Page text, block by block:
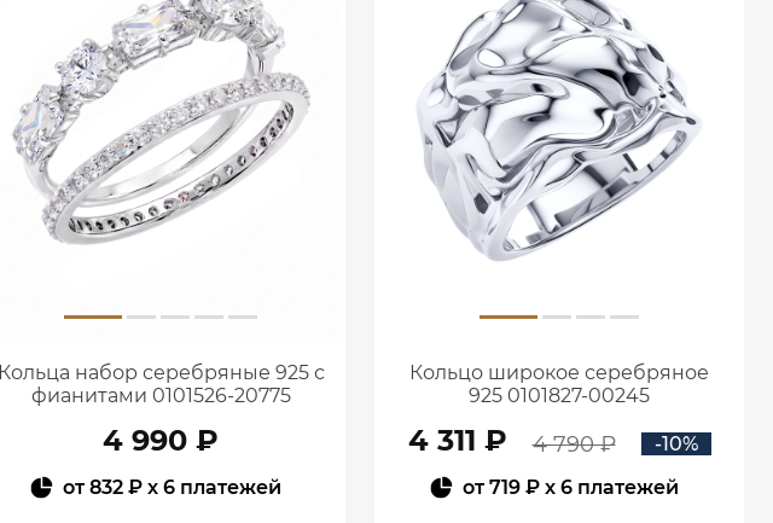
Кольца набор серебряные 925 с
фианитами 0101526-20775
4 990 ₽
от832 ₽ x 6 платежей
Кольцо широкое серебряное
925 0101827-00245
4 311 ₽ 4 790 ₽
-10%
от719 ₽ x 6 платежей